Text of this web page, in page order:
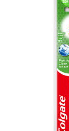
ATM／網路銀行／等
※ 請注意：結帳手續
購買商品的店家。未
後付繳納相關費用。
※ 交易是否成功請以
是否繳費成功／繳費
１．透過由恩沛科技
易，需依本服務之必
權轉讓予恩沛科技股
２．關於個人資料處
https://aftee.tw/
３．未成年的使用者
每筆NT$60，滿
每筆NT$60，滿
每筆NT$120，滿